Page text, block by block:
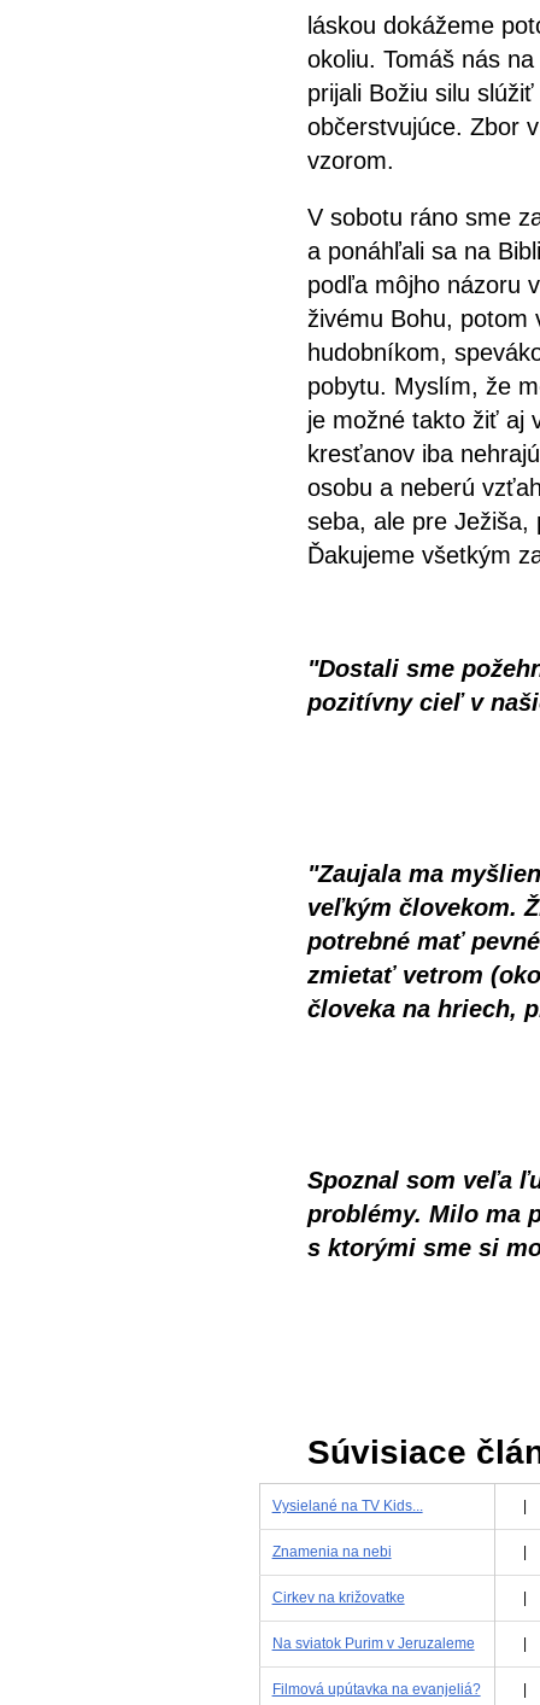
láskou dokážeme
okoliu. Tomáš nás
prijali Božiu silu
občerstvujúce. Zbor
vzorom.
V sobotu ráno sme
a ponáhľali sa na
podľa môjho názoru
živému Bohu, potom
hudobníkom,
pobytu. Myslím, že
je možné takto žiť aj
kresťanov iba
osobu a neberú
seba, ale pre Ježiša,
Ďakujeme všetkým
"Dostali sme
pozitívny cieľ v
"Zaujala ma
veľkým človekom.
potrebné mať
zmietať vetrom
človeka na hriech,
Spoznal som veľa
problémy. Milo ma
s ktorými sme si
Súvisiace
Vysielané na TV Kids... |
Znamenia na nebi |
Cirkev na križovatke |
Na sviatok Purim v Jeruzaleme |
Filmová upútavka na evanjeliá? |